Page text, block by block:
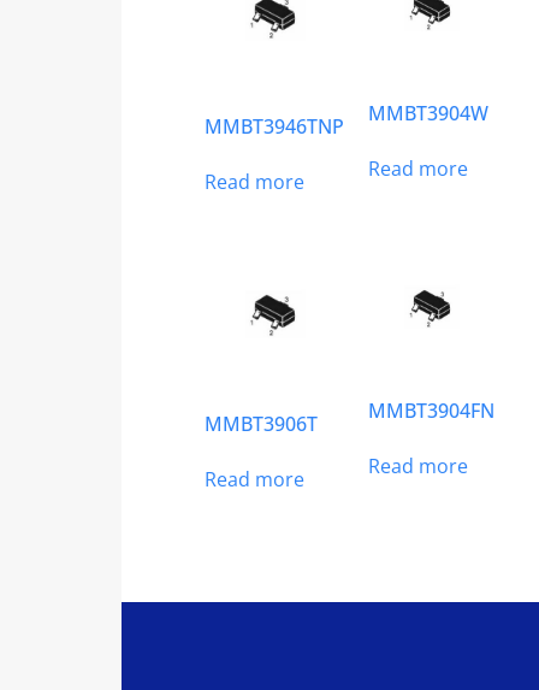
MMBT3946TNP
Read more
MMBT3904W
Read more
MMBT3906T
Read more
MMBT3904FN
Read more